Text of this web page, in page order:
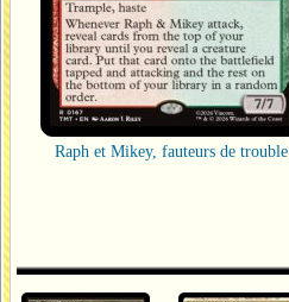
Raph et Mikey, fauteurs de trouble